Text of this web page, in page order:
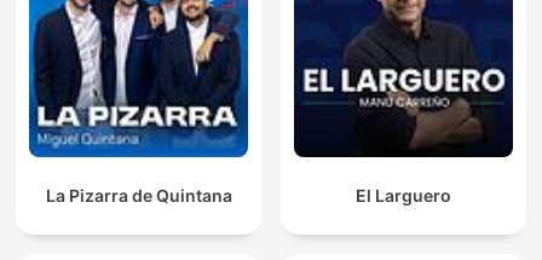
La Pizarra de Quintana El Larguero